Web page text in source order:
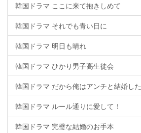
韓国ドラマ ここに来て抱きしめて
韓国ドラマ それでも青い日に
韓国ドラマ 明日も晴れ
韓国ドラマ ひかり男子高生徒会
韓国ドラマ だから俺はアンチと結婚した
韓国ドラマ ルール通りに愛して！
韓国ドラマ 完璧な結婚のお手本